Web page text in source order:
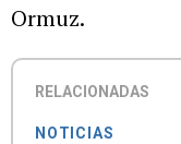
Ormuz.
RELACIONADAS
NOTICIAS